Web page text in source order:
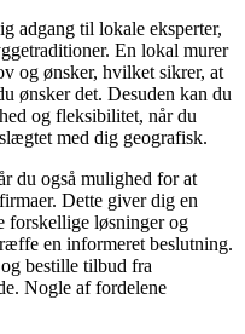
adgang til lokale eksperter,
En lokal murer
og ønsker, hvilket sikrer, at
ønsker det. Desuden kan du
og fleksibilitet, når du
med dig geografisk.
du også mulighed for at
Dette giver dig en
forskellige løsninger og
en informeret beslutning.
bestille tilbud fra
Nogle af fordelene